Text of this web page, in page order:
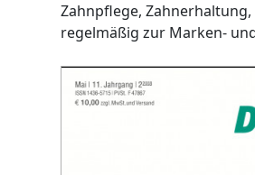
Zahnpflege,
regelmäßig zur Marken-